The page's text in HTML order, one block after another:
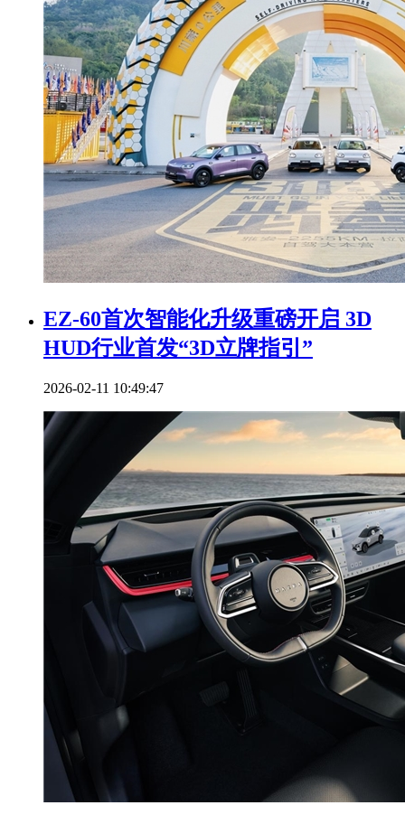
EZ-60首次智能化升级重磅开启 3D
HUD行业首发“3D立牌指引”
2026-02-11 10:49:47